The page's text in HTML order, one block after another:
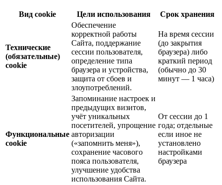
Вид cookie Цели использования Срок хранения
Технические
(обязательные)
cookie
Обеспечение
корректной работы
Сайта, поддержание
сессии пользователя,
определение типа
браузера и устройства,
защита от сбоев и
злоупотреблений.
На время сессии
(до закрытия
браузера) либо
краткий период
(обычно до 30
минут — 1 часа)
Функциональные
cookie
Запоминание настроек и
предыдущих визитов,
учёт уникальных
посетителей, упрощение
авторизации
(«запомнить меня»),
сохранение часового
пояса пользователя,
улучшение удобства
использования Сайта.
От сессии до 1
года; отдельные
если иное не
установлено
настройками
браузера